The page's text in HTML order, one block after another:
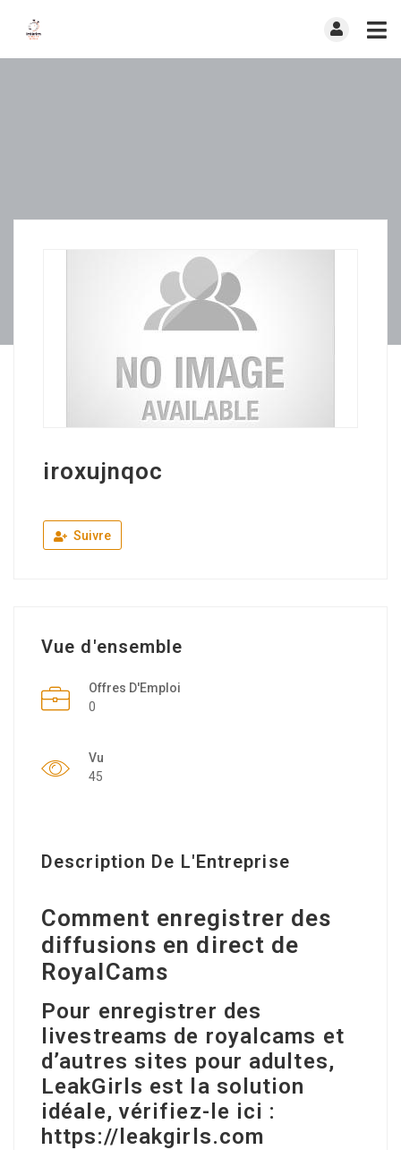
iroxujnqoc
Suivre
Vue d'ensemble
Offres D'Emploi
0
Vu
45
Description De L'Entreprise
Comment enregistrer des
diffusions en direct de
RoyalCams
Pour enregistrer des
livestreams de royalcams et
d’autres sites pour adultes,
LeakGirls est la solution
idéale, vérifiez-le ici :
https://leakgirls.com